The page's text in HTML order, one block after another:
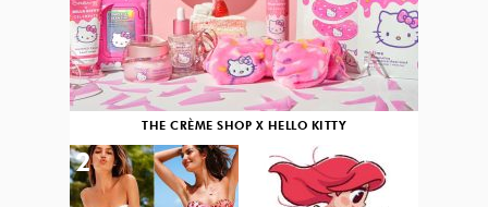
THE CRÈME SHOP X HELLO KITTY
2 3